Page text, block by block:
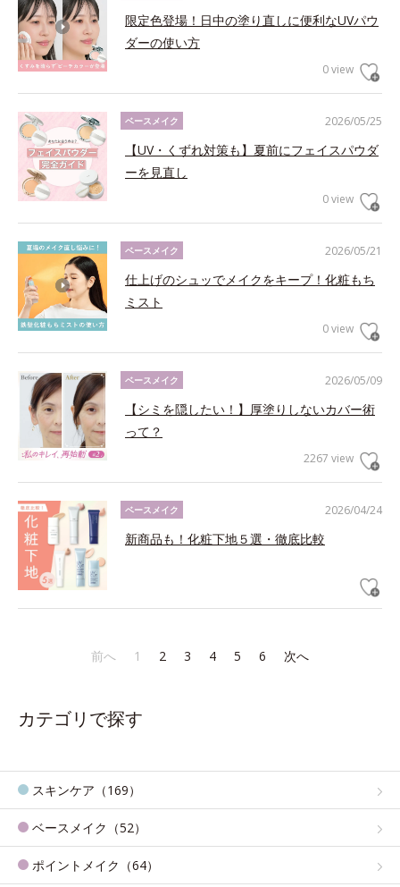
限定色登場！日中の塗り直しに便利なUVパウ
ダーの使い方
0 view
2026/05/25
ベースメイク
【UV・くずれ対策も】夏前にフェイスパウダ
ーを見直し
0 view
2026/05/21
ベースメイク
仕上げのシュッでメイクをキープ！化粧もち
ミスト
0 view
2026/05/09
ベースメイク
【シミを隠したい！】厚塗りしないカバー術
って？
2267 view
2026/04/24
ベースメイク
新商品も！化粧下地５選・徹底比較
前へ 1 2 3 4 5 6 次へ
カテゴリで探す
スキンケア（169）
ベースメイク（52）
ポイントメイク（64）